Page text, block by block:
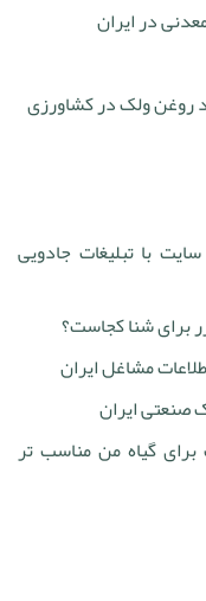
در ایران
با تبلیغات جادویی
برای شنا کجاست؟
مشاغل ایران
صنعتی ایران
گیاه من مناسب تر